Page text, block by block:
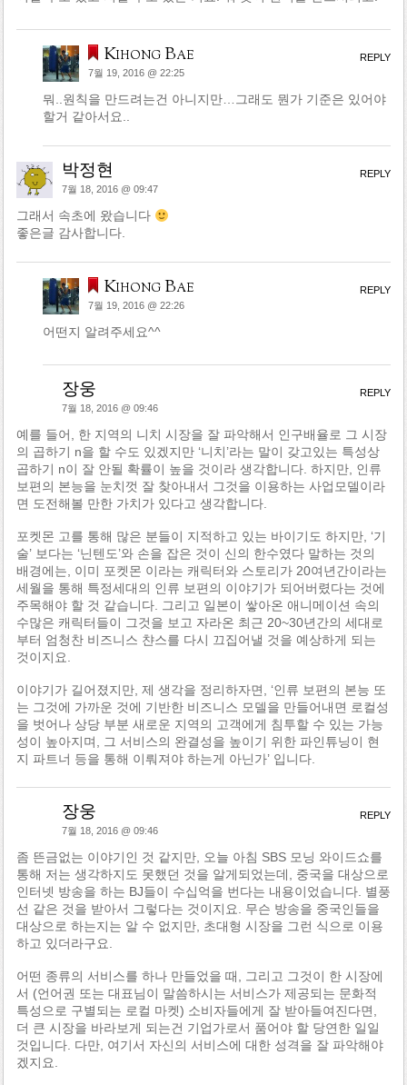
Kihong Bae
7월 19, 2016 @ 22:25
뭐..원칙을 만드려는건 아니지만…그래도 뭔가 기준은 있어야
할거 같아서요..
REPLY
박정현
7월 18, 2016 @ 09:47
그래서 속초에 왔습니다
좋은글 감사합니다.
REPLY
Kihong Bae
7월 19, 2016 @ 22:26
어떤지 알려주세요^^
REPLY
장웅
7월 18, 2016 @ 09:46
예를 들어, 한 지역의 니치 시장을 잘 파악해서 인구배율로 그 시장
의 곱하기 n을 할 수도 있겠지만 ‘니치’라는 말이 갖고있는 특성상
곱하기 n이 잘 안될 확률이 높을 것이라 생각합니다. 하지만, 인류
보편의 본능을 눈치껏 잘 찾아내서 그것을 이용하는 사업모델이라
면 도전해볼 만한 가치가 있다고 생각합니다.
포켓몬 고를 통해 많은 분들이 지적하고 있는 바이기도 하지만, ‘기
술’ 보다는 ‘닌텐도’와 손을 잡은 것이 신의 한수였다 말하는 것의
배경에는, 이미 포켓몬 이라는 캐릭터와 스토리가 20여년간이라는
세월을 통해 특정세대의 인류 보편의 이야기가 되어버렸다는 것에
주목해야 할 것 같습니다. 그리고 일본이 쌓아온 애니메이션 속의
수많은 캐릭터들이 그것을 보고 자라온 최근 20~30년간의 세대로
부터 엄청찬 비즈니스 챤스를 다시 끄집어낼 것을 예상하게 되는
것이지요.
이야기가 길어졌지만, 제 생각을 정리하자면, ‘인류 보편의 본능 또
는 그것에 가까운 것에 기반한 비즈니스 모델을 만들어내면 로컬성
을 벗어나 상당 부분 새로운 지역의 고객에게 침투할 수 있는 가능
성이 높아지며, 그 서비스의 완결성을 높이기 위한 파인튜닝이 현
지 파트너 등을 통해 이뤄져야 하는게 아닌가’ 입니다.
REPLY
장웅
7월 18, 2016 @ 09:46
좀 뜬금없는 이야기인 것 같지만, 오늘 아침 SBS 모닝 와이드쇼를
통해 저는 생각하지도 못했던 것을 알게되었는데, 중국을 대상으로
인터넷 방송을 하는 BJ들이 수십억을 번다는 내용이었습니다. 별풍
선 같은 것을 받아서 그렇다는 것이지요. 무슨 방송을 중국인들을
대상으로 하는지는 알 수 없지만, 초대형 시장을 그런 식으로 이용
하고 있더라구요.
어떤 종류의 서비스를 하나 만들었을 때, 그리고 그것이 한 시장에
서 (언어권 또는 대표님이 말씀하시는 서비스가 제공되는 문화적
특성으로 구별되는 로컬 마켓) 소비자들에게 잘 받아들여진다면,
더 큰 시장을 바라보게 되는건 기업가로서 품어야 할 당연한 일일
것입니다. 다만, 여기서 자신의 서비스에 대한 성격을 잘 파악해야
겠지요.
REPLY